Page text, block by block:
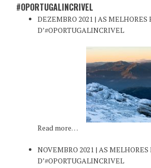
#OPORTUGALINCRIVEL
DEZEMBRO 2021 | AS MELHORES
D’#OPORTUGALINCRIVEL
Read more…
NOVEMBRO 2021 | AS MELHORES
D’#OPORTUGALINCRIVEL